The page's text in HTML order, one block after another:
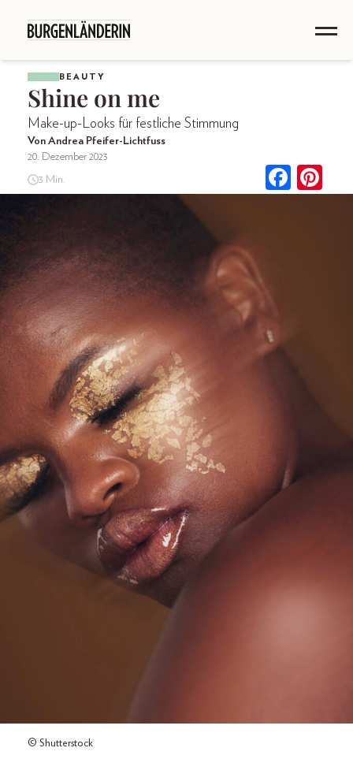
BEAUTY
Shine on me
Make-up-Looks für festliche Stimmung
Von Andrea Pfeifer-Lichtfuss
20. Dezember 2023
3 Min.
© Shutterstock